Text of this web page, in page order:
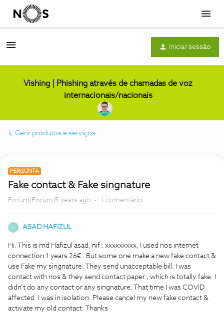
Menu
Iniciar sessão
Vishing | Phishing através de chamadas de voz
internacionais/nacionais
Gerir produtos e serviços
PERGUNTA
Fake contact & Fake singnature
Forum|Forum|5 years ago 1 comentário
A ASAD HAFIZUL
Hi. This is md Hafizul asad, nif : xxxxxxxxx, I used nos internet
connection 1 years 26€ . But some one make a new fake contact &
use Fake my singnature. They send unacceptable bill. I was
contact with nos & they send contact paper , which is totally fake. I
didn’t do any contact or any singnature. That time I was COVID
affected. I was in isolation. Please cancel my new fake contact &
activate my old contact. Thanks